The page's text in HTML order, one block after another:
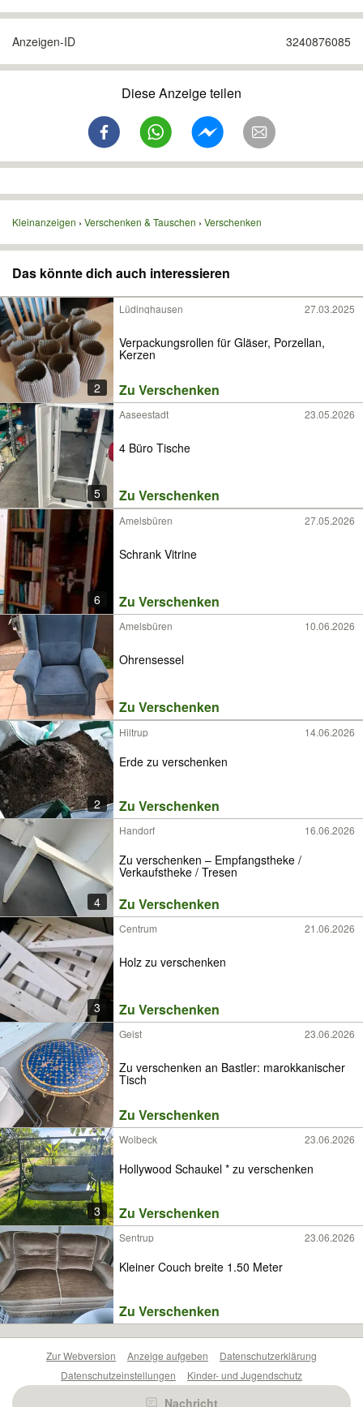
Anzeigen-ID 3240876085
Diese Anzeige teilen
Kleinanzeigen Verschenken & Tauschen Verschenken
Das könnte dich auch interessieren
2
Lüdinghausen 27.03.2025
Verpackungsrollen für Gläser, Porzellan,
Kerzen
Zu Verschenken
5
Aaseestadt 23.05.2026
4 Büro Tische
Zu Verschenken
6
Amelsbüren 27.05.2026
Schrank Vitrine
Zu Verschenken
Amelsbüren 10.06.2026
Ohrensessel
Zu Verschenken
2
Hiltrup 14.06.2026
Erde zu verschenken
Zu Verschenken
4
Handorf 16.06.2026
Zu verschenken – Empfangstheke /
Verkaufstheke / Tresen
Zu Verschenken
3
Centrum 21.06.2026
Holz zu verschenken
Zu Verschenken
Geist 23.06.2026
Zu verschenken an Bastler: marokkanischer
Tisch
Zu Verschenken
3
Wolbeck 23.06.2026
Hollywood Schaukel * zu verschenken
Zu Verschenken
Sentrup 23.06.2026
Kleiner Couch breite 1.50 Meter
Zu Verschenken
Nachricht
Zur Webversion Anzeige aufgeben
Datenschutzerklärung
Datenschutzeinstellungen
Kinder- und Jugendschutz
Barrierefreiheitserklärung